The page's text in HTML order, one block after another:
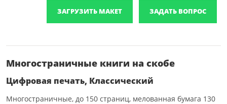
ЗАГРУЗИТЬ МАКЕТ ЗАДАТЬ ВОПРОС
Многостраничные книги на скобе
Цифровая печать, Классический
Многостраничные, до 150 страниц, мелованная бумага 130